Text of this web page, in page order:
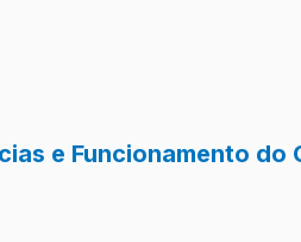
e Funcionamento do